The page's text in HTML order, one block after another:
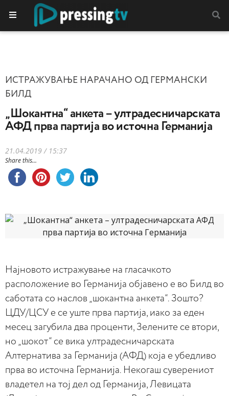
ИСТРАЖУВАЊЕ НАРАЧАНО ОД ГЕРМАНСКИ
БИЛД
„Шокантна“ анкета – ултрадесничарската
АФД прва партија во источна Германија
21.04.2019 / 15:37
Share this...
Најновото истражување на гласачкото
расположение во Германија објавено е во Билд во
саботата со наслов „шокантна анкета“. Зошто?
ЦДУ/ЦСУ е се уште прва партија, иако за еден
месец загубила два проценти, Зелените се втори,
но „шокот“ се вика ултрадесничарската
Алтернатива за Германија (АФД) која е убедливо
прва во источна Германија. Некогаш суверениот
владетел на тој дел од Германија, Левицата